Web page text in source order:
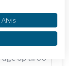
én
op til 60
Afvis